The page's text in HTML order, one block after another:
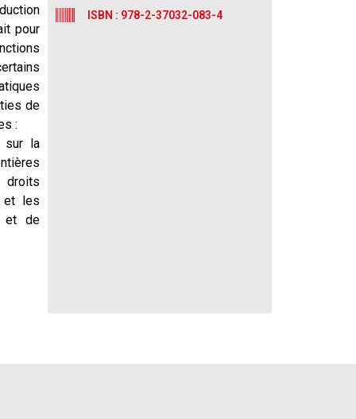
pour
de
:
sur la
et les
et de
ISBN : 978-2-37032-083-4